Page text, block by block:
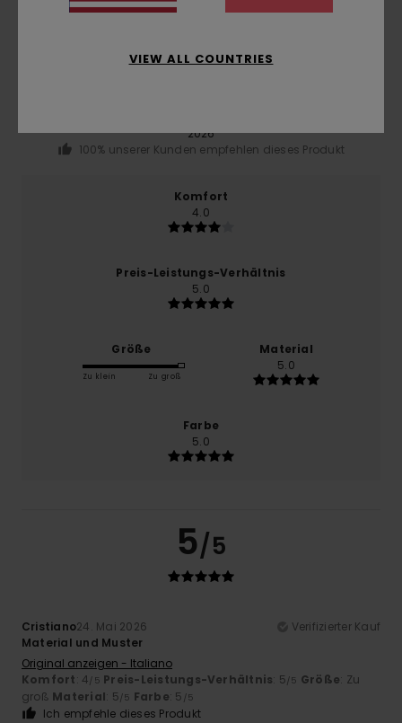
Durchschnittliche Bewertung
5.0/5
2026
100% unserer Kunden empfehlen dieses Produkt
Komfort
4.0
Preis-Leistungs-Verhältnis
5.0
Größe
Zu klein Zu groß
Material
5.0
Farbe
5.0
5/5
Cristiano24. Mai 2026
Verifizierter Kauf
Material und Muster
Original anzeigen - Italiano
Komfort: 4/5 Preis-Leistungs-Verhältnis: 5/5 Größe: Zu
groß Material: 5/5 Farbe: 5 /5
Ich empfehle dieses Produkt
VIEW ALL COUNTRIES